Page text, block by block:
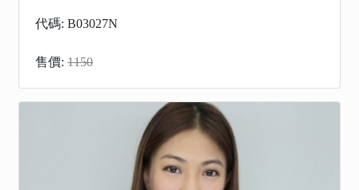
代碼: B03027N
售價: 1150